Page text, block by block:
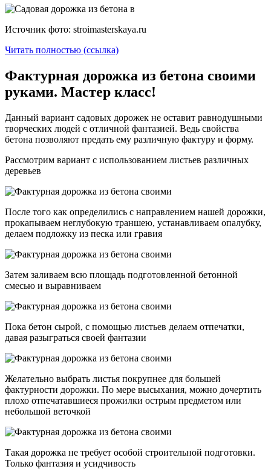
Источник фото: stroimasterskaya.ru
Читать полностью (ссылка)
Фактурная дорожка из бетона своими
руками. Мастер класс!
Данный вариант садовых дорожек не оставит равнодушными
творческих людей с отличной фантазией. Ведь свойства
бетона позволяют предать ему различную фактуру и форму.
Рассмотрим вариант с использованием листьев различных
деревьев
После того как определились с направлением нашей дорожки,
прокапываем неглубокую траншею, устанавливаем опалубку,
делаем подложку из песка или гравия
Затем заливаем всю площадь подготовленной бетонной
смесью и выравниваем
Пока бетон сырой, с помощью листьев делаем отпечатки,
давая разыграться своей фантазии
Желательно выбрать листья покрупнее для большей
фактурности дорожки. По мере высыхания, можно дочертить
плохо отпечатавшиеся прожилки острым предметом или
небольшой веточкой
Такая дорожка не требует особой строительной подготовки.
Только фантазия и усидчивость